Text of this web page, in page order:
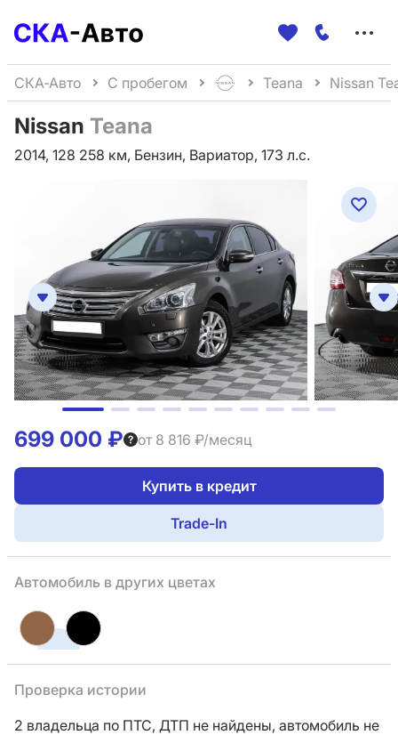
СКА-Авто С пробегом Teana Nissan
Nissan Teana
2014, 128 258 км, Бензин, Вариатор, 173 л.с.
699 000 ₽ от 8 816 ₽/месяц
Купить в кредит
Trade-In
Автомобиль в других цветах
Проверка истории
2 владельца по ПТС, ДТП не найдены, автомобиль не